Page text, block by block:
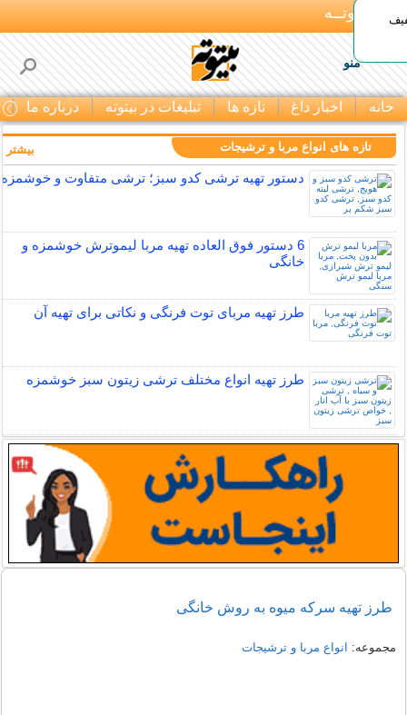
بـیتوتــه
منو
خانه اخبار داغ تازه ها تبلیغات در بیتوته درباره ما
50% تخفیف
تازه های انواع مربا و ترشیجات
دستور تهیه ترشی کدو سبز؛ ترشی متفاوت و خوشمزه
6 دستور فوق العاده تهیه مربا لیموترش خوشمزه و
خانگی
طرز تهیه مربای توت فرنگی و نکاتی برای تهیه آن
طرز تهیه انواع مختلف ترشی زیتون سبز خوشمزه
بیشتر
طرز تهیه سرکه میوه به روش خانگی
مجموعه: انواع مربا و ترشیجات